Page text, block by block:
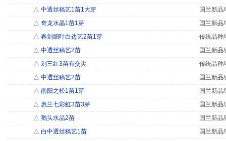
△ 中透丝稿艺1苗1大芽
国兰新品
△ 奇龙水晶1苗1芽
国兰新品
△ 春剑细叶白边艺2苗1芽
传统品种
△ 中透丝稿艺2苗
国兰新品
△ 刘三红3苗有交尖
传统品种
△ 中透丝稿艺2苗
国兰新品
△ 南阳之松1苗1芽
国兰新品
△ 惠兰七彩虹3苗3芽
国兰新品
△ 鹅头水晶2苗
国兰新品
△ 白中透丝稿艺1苗
国兰新品